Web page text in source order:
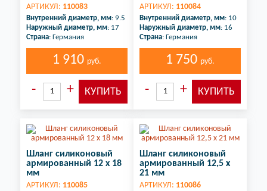
АРТИКУЛ: 110083
Внутренний диаметр, мм: 9.5
Наружный диаметр, мм: 17
Страна: Германия
1 910 руб.
АРТИКУЛ: 110084
Внутренний диаметр, мм: 10
Наружный диаметр, мм: 16
Страна: Германия
1 750 руб.
Шланг силиконовый
армированный 12 х 18
мм
АРТИКУЛ: 110085
Шланг силиконовый
армированный 12,5 х
21 мм
АРТИКУЛ: 110086